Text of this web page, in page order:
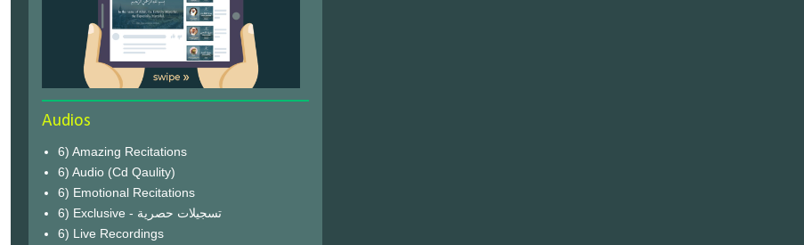
Audios
6) Amazing Recitations
6) Audio (Cd Qaulity)
6) Emotional Recitations
6) Exclusive - تسجيلات حصرية
6) Live Recordings